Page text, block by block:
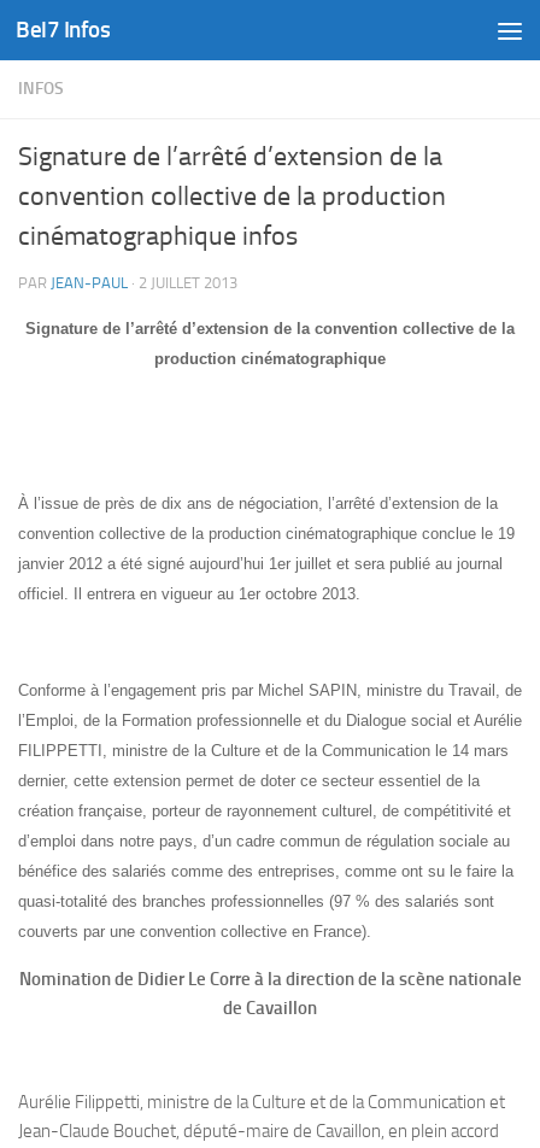
Skip to content
Bel7 Infos
INFOS
Signature de l’arrêté d’extension de la
convention collective de la production
cinématographique infos
PAR JEAN-PAUL · 2 JUILLET 2013
Signature de l’arrêté d’extension de la convention collective de la
production cinématographique
À l’issue de près de dix ans de négociation, l’arrêté d’extension de la
convention collective de la production cinématographique conclue le 19
janvier 2012 a été signé aujourd’hui 1er juillet et sera publié au journal
officiel. Il entrera en vigueur au 1er octobre 2013.
Conforme à l’engagement pris par Michel SAPIN, ministre du Travail, de
l’Emploi, de la Formation professionnelle et du Dialogue social et Aurélie
FILIPPETTI, ministre de la Culture et de la Communication le 14 mars
dernier, cette extension permet de doter ce secteur essentiel de la
création française, porteur de rayonnement culturel, de compétitivité et
d’emploi dans notre pays, d’un cadre commun de régulation sociale au
bénéfice des salariés comme des entreprises, comme ont su le faire la
quasi-totalité des branches professionnelles (97 % des salariés sont
couverts par une convention collective en France).
Nomination de Didier Le Corre à la direction de la scène nationale
de Cavaillon
Aurélie Filippetti, ministre de la Culture et de la Communication et
Jean-Claude Bouchet, député-maire de Cavaillon, en plein accord